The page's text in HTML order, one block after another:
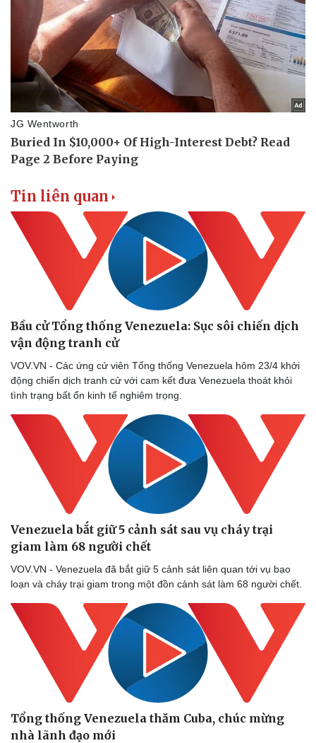
Thể thao
Bóng đá
Lịch thi đấu bóng đá
Thế giới thể thao
eSports
Hậu trường
Ô tô - Xe máy
Xe máy
Tư vấn
Tin liên quan
Bầu cử Tổng thống Venezuela: Sục sôi chiến dịch
vận động tranh cử
VOV.VN - Các ứng cử viên Tổng thống Venezuela hôm 23/4 khởi
động chiến dịch tranh cử với cam kết đưa Venezuela thoát khỏi
tình trạng bất ổn kinh tế nghiêm trọng.
Venezuela bắt giữ 5 cảnh sát sau vụ cháy trại
giam làm 68 người chết
VOV.VN - Venezuela đã bắt giữ 5 cảnh sát liên quan tới vụ bạo
loạn và cháy trại giam trong một đồn cảnh sát làm 68 người chết.
Tổng thống Venezuela thăm Cuba, chúc mừng
nhà lãnh đạo mới